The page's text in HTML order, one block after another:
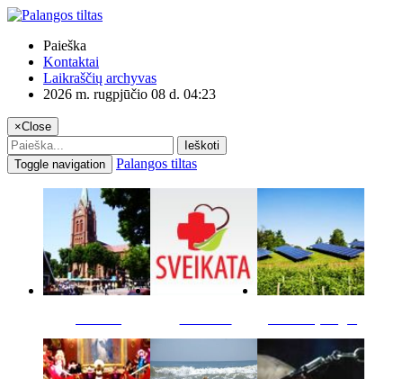
Paieška
Kontaktai
Laikraščių archyvas
2026 m. rugpjūčio 08 d. 04:23
×Close
Ieškoti
Toggle navigation
Palangos tiltas